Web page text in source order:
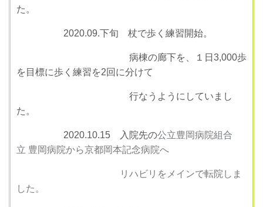
た。
2020.09.下旬 杖で歩く練習開始。
病棟の廊下を、１日3,000歩
を目標に歩く練習を2回に分けて
行なうようにしていまし
た。
2020.10.15 入院先の公立豊岡病院組合
立 豊岡病院から京都岡本記念病院へ
リハビリをメインで転院しま
した。